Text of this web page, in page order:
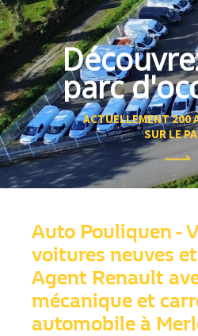
parc
ACTUELLEMENT 200
SUR LE
Auto Pouliquen -
voitures neuves
Agent Renault
mécanique et
automobile à